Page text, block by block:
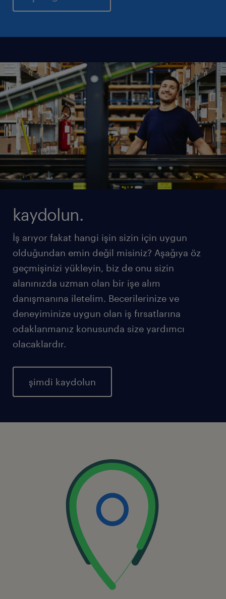
kaydolun.
İş arıyor fakat hangi işin sizin için uygun
olduğundan emin değil misiniz? Aşağıya öz
geçmişinizi yükleyin, biz de onu sizin
alanınızda uzman olan bir işe alım
danışmanına iletelim. Becerilerinize ve
deneyiminize uygun olan iş fırsatlarına
odaklanmanız konusunda size yardımcı
olacaklardır.
şimdi kaydolun